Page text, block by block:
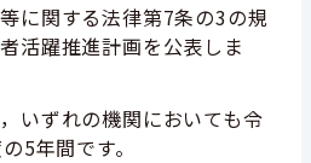
に関する法律第7条の3の規
活躍推進計画を公表しま
いずれの機関においても令
5年間です。